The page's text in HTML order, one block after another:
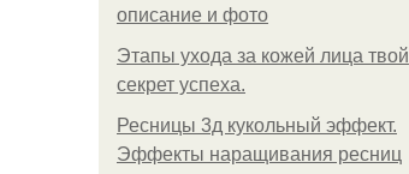
описание и фото
Этапы ухода за кожей лица твой
секрет успеха.
Ресницы 3д кукольный эффект.
Эффекты наращивания ресниц